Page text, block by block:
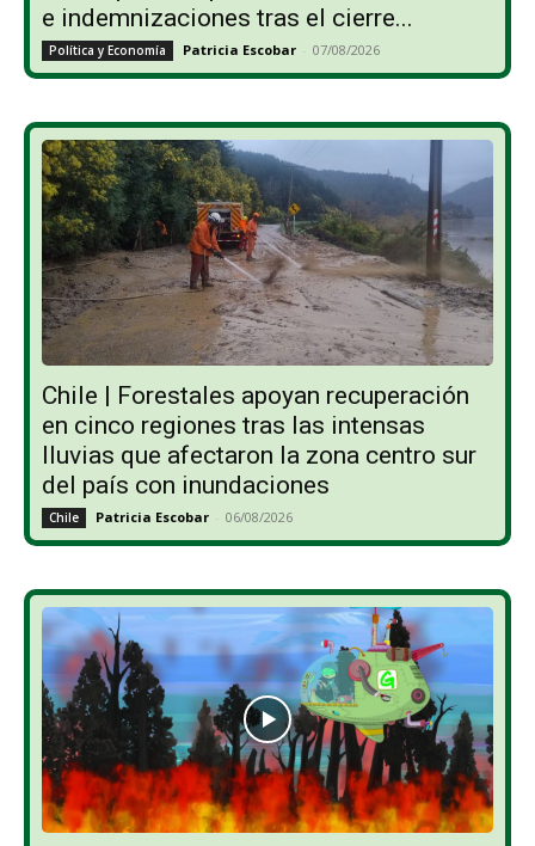
e indemnizaciones tras el cierre...
Política y Economía Patricia Escobar - 07/08/2026
Chile | Forestales apoyan recuperación
en cinco regiones tras las intensas
lluvias que afectaron la zona centro sur
del país con inundaciones
Chile Patricia Escobar - 06/08/2026